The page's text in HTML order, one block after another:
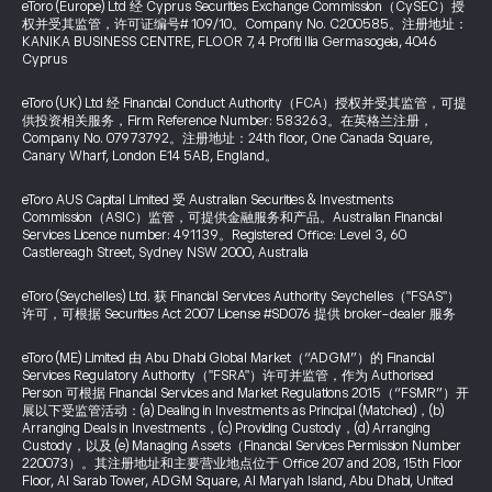
eToro (Europe) Ltd 经 Cyprus Securities Exchange Commission（CySEC）授
权并受其监管，许可证编号# 109/10。Company No. C200585。注册地址：
KANIKA BUSINESS CENTRE, FLOOR 7, 4 Profiti Ilia Germasogeia, 4046
Cyprus
eToro (UK) Ltd 经 Financial Conduct Authority（FCA）授权并受其监管，可提
供投资相关服务，Firm Reference Number: 583263。在英格兰注册，
Company No. 07973792。注册地址：24th floor, One Canada Square,
Canary Wharf, London E14 5AB, England。
eToro AUS Capital Limited 受 Australian Securities & Investments
Commission（ASIC）监管，可提供金融服务和产品。Australian Financial
Services Licence number: 491139。Registered Office: Level 3, 60
Castlereagh Street, Sydney NSW 2000, Australia
eToro (Seychelles) Ltd. 获 Financial Services Authority Seychelles（"FSAS"）
许可，可根据 Securities Act 2007 License #SD076 提供 broker-dealer 服务
eToro (ME) Limited 由 Abu Dhabi Global Market（“ADGM”）的 Financial
Services Regulatory Authority（"FSRA"）许可并监管，作为 Authorised
Person 可根据 Financial Services and Market Regulations 2015（“FSMR”）开
展以下受监管活动：(a) Dealing in Investments as Principal (Matched)，(b)
Arranging Deals in Investments，(c) Providing Custody，(d) Arranging
Custody，以及 (e) Managing Assets（Financial Services Permission Number
220073）。其注册地址和主要营业地点位于 Office 207 and 208, 15th Floor
Floor, Al Sarab Tower, ADGM Square, Al Maryah Island, Abu Dhabi, United